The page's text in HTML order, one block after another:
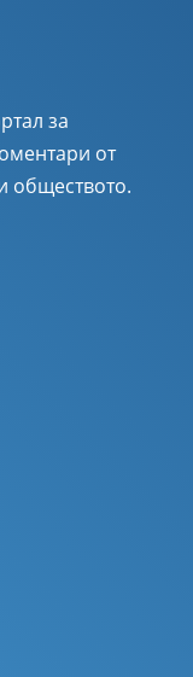
за
от
обществото.